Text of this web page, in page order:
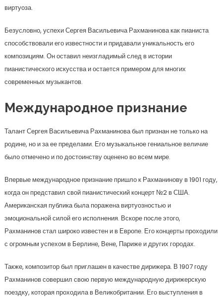
виртуоза.
Безусловно, успехи Сергея Васильевича Рахманинова как пианиста
способствовали его известности и придавали уникальность его
композициям. Он оставил неизгладимый след в истории
пианистического искусства и остается примером для многих
современных музыкантов.
Международное признание
Талант Сергея Васильевича Рахманинова был признан не только на
родине, но и за ее пределами. Его музыкальное гениальное величие
было отмечено и по достоинству оценено во всем мире.
Впервые международное признание пришло к Рахманинову в 1901 году,
когда он представил свой пианистический концерт №2 в США.
Американская публика была поражена виртуозностью и
эмоциональной силой его исполнения. Вскоре после этого,
Рахманинов стал широко известен и в Европе. Его концерты проходили
с огромным успехом в Берлине, Вене, Париже и других городах.
Также, композитор был приглашен в качестве дирижера. В 1907 году
Рахманинов совершил свою первую международную дирижерскую
поездку, которая проходила в Великобритании. Его выступления в